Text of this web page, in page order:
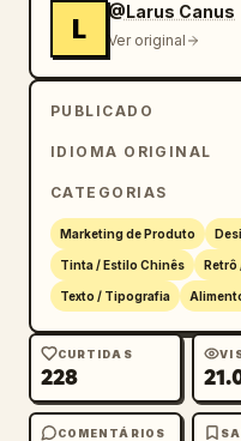
L
@Larus Canus
Ver original
PUBLICADO
IDIOMA ORIGINAL
CATEGORIAS
Marketing de Produto
Tinta / Estilo Chinês Retrô
Texto / Tipografia
CURTIDAS
228
COMENTÁRIOS